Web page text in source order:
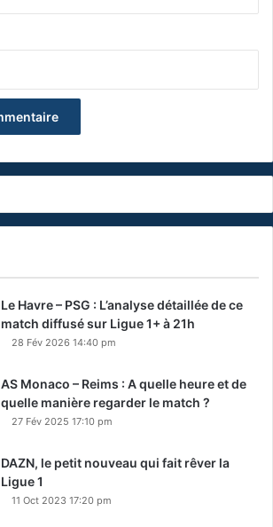
Le Havre – PSG : L’analyse détaillée de ce
match diffusé sur Ligue 1+ à 21h
28 Fév 2026 14:40 pm
AS Monaco – Reims : A quelle heure et de
quelle manière regarder le match ?
27 Fév 2025 17:10 pm
DAZN, le petit nouveau qui fait rêver la
Ligue 1
11 Oct 2023 17:20 pm